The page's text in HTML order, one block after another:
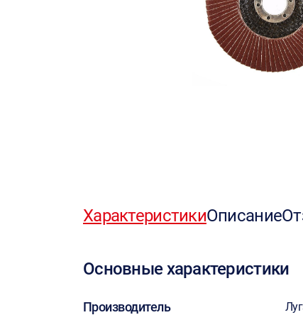
ХарактеристикиОписание
Основные характеристики
Производитель